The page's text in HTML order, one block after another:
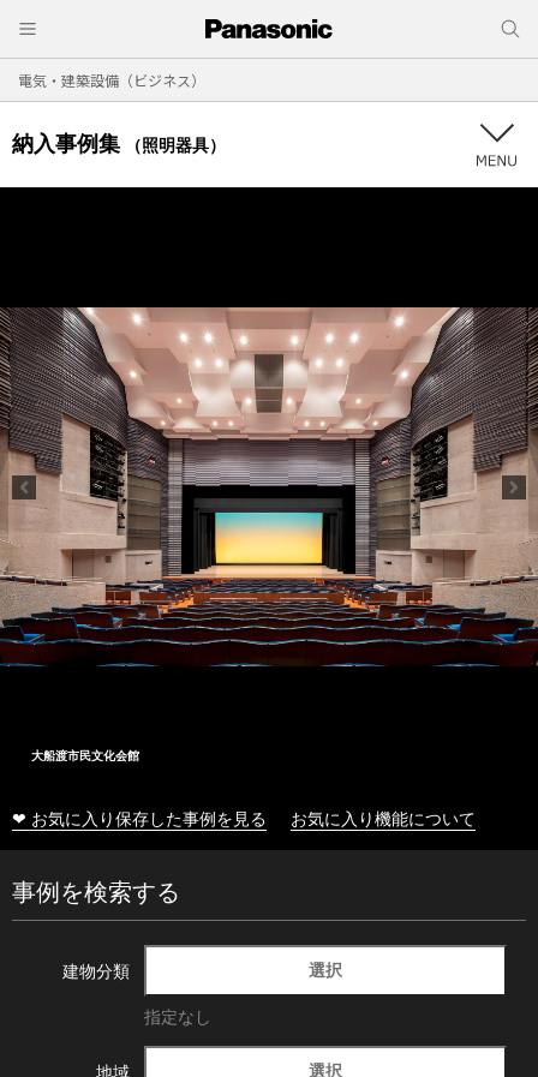
電気・建築設備（ビジネス）
納入事例集 （照明器具）
大船渡市民文化会館
❤ お気に入り保存した事例を見る お気に入り機能について
事例を検索する
建物分類 選択
指定なし
地域 選択